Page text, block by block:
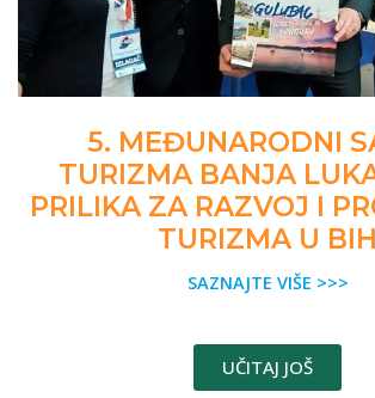
5. MEĐUNARODNI
TURIZMA BANJA
PRILIKA ZA RAZVOJ I
TURIZMA U BIH
SAZNAJTE VIŠE >>>
UČITAJ JOŠ